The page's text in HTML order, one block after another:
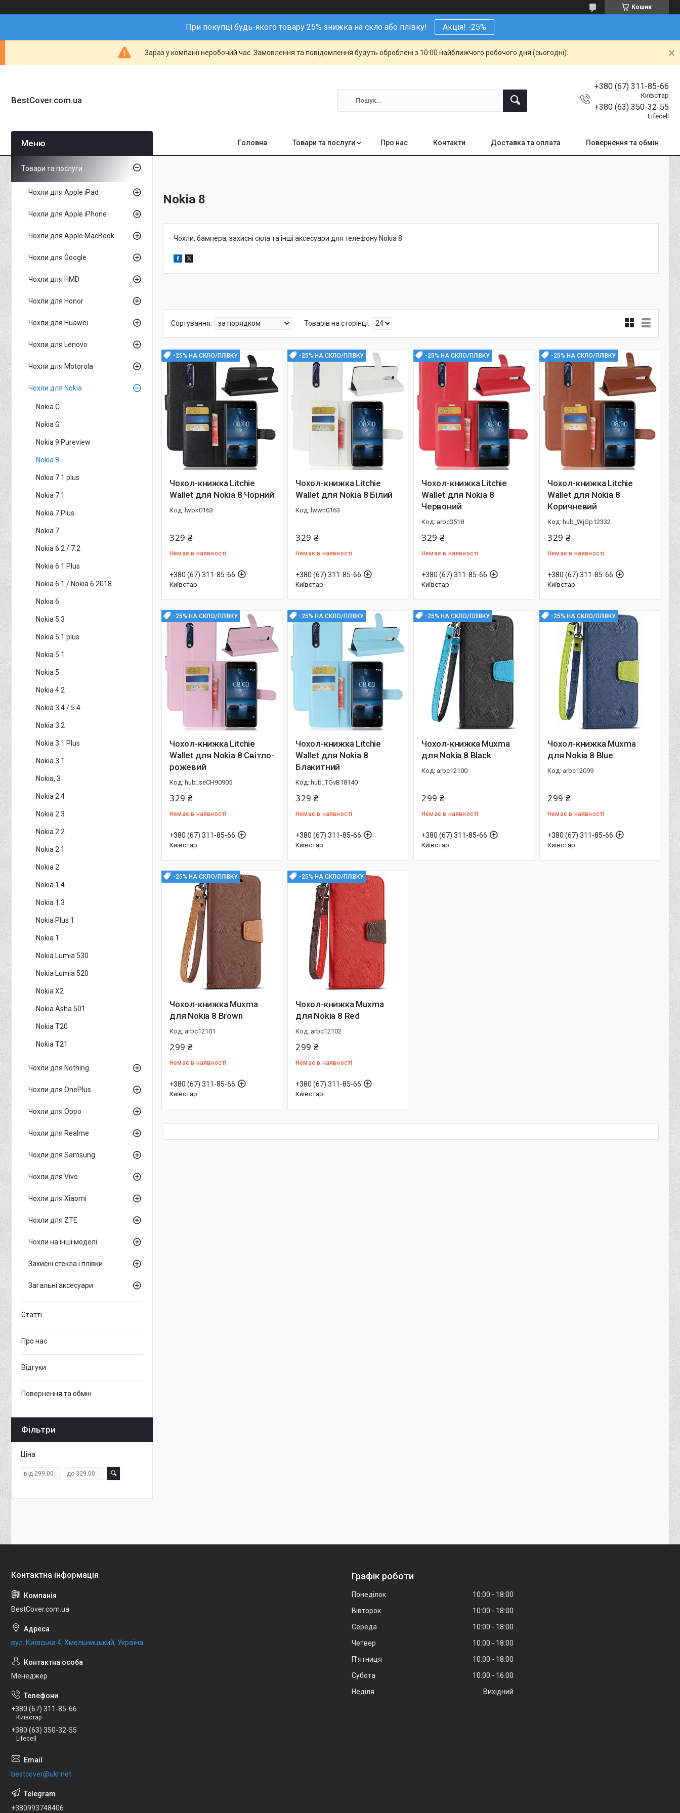
Кошик
При покупці будь-якого товару 25% знижка на скло або плівку! Акція! -25%
Зараз у компанії неробочий час. Замовлення та повідомлення будуть оброблені з 10:00 найближчого робочого дня (сьогодні).
BestCover.com.ua
+380 (67) 311-85-66
Київстар
+380 (63) 350-32-55
Lifecell
Головна Товари та послуги Про нас Контакти Доставка та оплата Повернення та обмін
Nokia 8
Чохли, бампера, захисні скла та інші аксесуари для телефону Nokia 8
-25% НА СКЛО/ПЛІВКУ
Чохол-книжка Litchie
Wallet для Nokia 8 Чорний
lwbk0163
329 ₴
Немає в наявності
+380 (67) 311-85-66
Київстар
-25% НА СКЛО/ПЛІВКУ
Чохол-книжка Litchie
Wallet для Nokia 8 Білий
lwwh0163
329 ₴
Немає в наявності
+380 (67) 311-85-66
Київстар
-25% НА СКЛО/ПЛІВКУ
Чохол-книжка Litchie
Wallet для Nokia 8
Червоний
arbc3518
329 ₴
Немає в наявності
+380 (67) 311-85-66
Київстар
-25% НА СКЛО/ПЛІВКУ
Чохол-книжка Litchie
Wallet для Nokia 8
Коричневий
hub_WjGp12332
329 ₴
Немає в наявності
+380 (67) 311-85-66
Київстар
-25% НА СКЛО/ПЛІВКУ
Чохол-книжка Litchie
Wallet для Nokia 8 Світло-
рожевий
hub_seCH90905
329 ₴
Немає в наявності
+380 (67) 311-85-66
Київстар
-25% НА СКЛО/ПЛІВКУ
Чохол-книжка Litchie
Wallet для Nokia 8
Блакитний
hub_TGvB18140
329 ₴
Немає в наявності
+380 (67) 311-85-66
Київстар
-25% НА СКЛО/ПЛІВКУ
Чохол-книжка Muxma
для Nokia 8 Black
arbc12100
299 ₴
Немає в наявності
+380 (67) 311-85-66
Київстар
-25% НА СКЛО/ПЛІВКУ
Чохол-книжка Muxma
для Nokia 8 Blue
arbc12099
299 ₴
Немає в наявності
+380 (67) 311-85-66
Київстар
-25% НА СКЛО/ПЛІВКУ
Чохол-книжка Muxma
для Nokia 8 Brown
arbc12101
299 ₴
Немає в наявності
+380 (67) 311-85-66
Київстар
-25% НА СКЛО/ПЛІВКУ
Чохол-книжка Muxma
для Nokia 8 Red
arbc12102
299 ₴
Немає в наявності
+380 (67) 311-85-66
Київстар
Товари та послуги
Чохли для Apple iPad
Чохли для Apple iPhone
Чохли для Apple MacBook
Чохли для Google
Чохли для HMD
Чохли для Honor
Чохли для Huawei
Чохли для Lenovo
Чохли для Motorola
Чохли для Nokia
Nokia C
Nokia G
Nokia 9 Pureview
Nokia 8
Nokia 7.1 plus
Nokia 7.1
Nokia 7 Plus
Nokia 7
Nokia 6.2 / 7.2
Nokia 6.1 Plus
Nokia 6.1 / Nokia 6 2018
Nokia 6
Nokia 5.3
Nokia 5.1 plus
Nokia 5.1
Nokia 5
Nokia 4.2
Nokia 3.4 / 5.4
Nokia 3.2
Nokia 3.1 Plus
Nokia 3.1
Nokia, 3
Nokia 2.4
Nokia 2.3
Nokia 2.2
Nokia 2.1
Nokia 2
Nokia 1.4
Nokia 1.3
Nokia Plus 1
Nokia 1
Nokia Lumia 530
Nokia Lumia 520
Nokia X2
Nokia Asha 501
Nokia T20
Nokia T21
Чохли для Nothing
Чохли для OnePlus
Чохли для Oppo
Чохли для Realme
Чохли для Samsung
Чохли для Vivo
Чохли для Xiaomi
Чохли для ZTE
Чохли на інші моделі
Захисні стекла і плівки
Загальні аксесуари
Статті
Про нас
Відгуки
Повернення та обмін
Фільтри
Ціна
BestCover.com.ua
вул. Київська 4, Хмельницький, Україна
Менеджер
+380 (67) 311-85-66
Київстар
+380 (63) 350-32-55
Lifecell
bestcover@ukr.net
+380993748406
Графік роботи
Понеділок 10:00
18:00
Вівторок
10:00
18:00
Середа
10:00
18:00
Четвер
10:00
18:00
Пʼятниця
10:00
18:00
Субота
10:00
16:00
Неділя
Вихідний